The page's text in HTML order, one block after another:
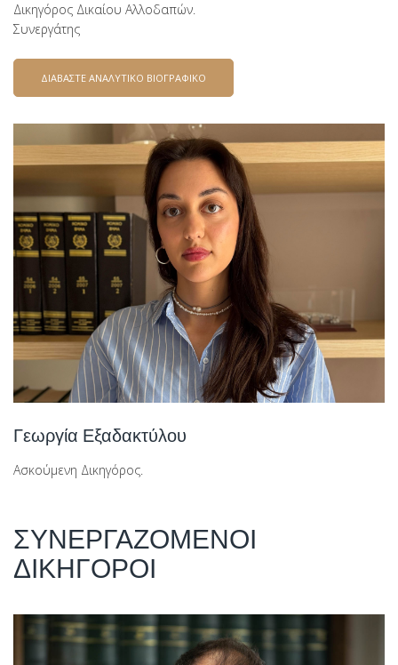
Δικηγόρος Δικαίου Αλλοδαπών.
Συνεργάτης
ΔΙΑΒΑΣΤΕ ΑΝΑΛΥΤΙΚΟ ΒΙΟΓΡΑΦΙΚΟ
Γεωργία Εξαδακτύλου
Ασκούμενη Δικηγόρος.
ΣΥΝΕΡΓΑΖΟΜΕΝΟΙ
ΔΙΚΗΓΟΡΟΙ